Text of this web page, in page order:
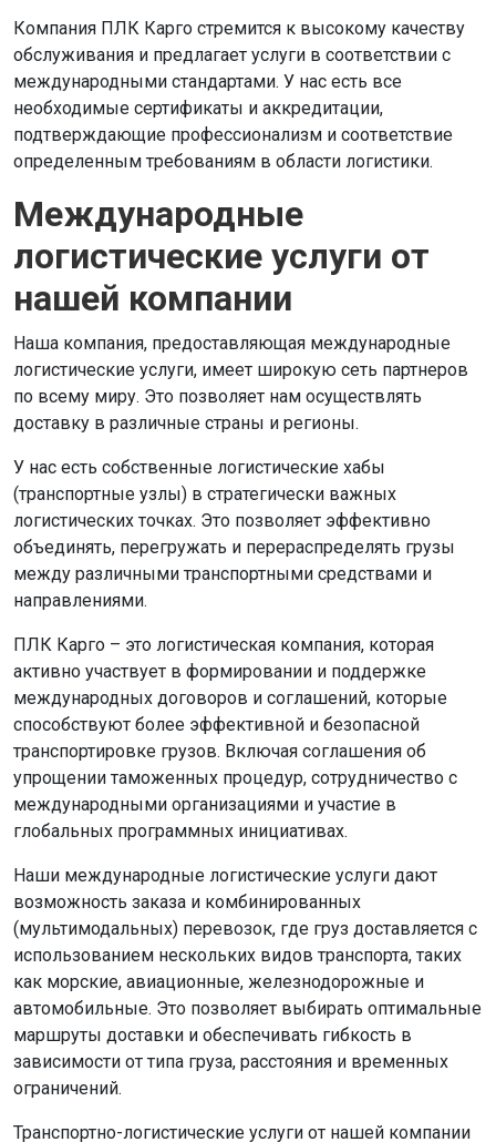
Компания ПЛК Карго стремится к высокому качеству
обслуживания и предлагает услуги в соответствии с
международными стандартами. У нас есть все
необходимые сертификаты и аккредитации,
подтверждающие профессионализм и соответствие
определенным требованиям в области логистики.
Международные
логистические услуги от
нашей компании
Наша компания, предоставляющая международные
логистические услуги, имеет широкую сеть партнеров
по всему миру. Это позволяет нам осуществлять
доставку в различные страны и регионы.
У нас есть собственные логистические хабы
(транспортные узлы) в стратегически важных
логистических точках. Это позволяет эффективно
объединять, перегружать и перераспределять грузы
между различными транспортными средствами и
направлениями.
ПЛК Карго – это логистическая компания, которая
активно участвует в формировании и поддержке
международных договоров и соглашений, которые
способствуют более эффективной и безопасной
транспортировке грузов. Включая соглашения об
упрощении таможенных процедур, сотрудничество с
международными организациями и участие в
глобальных программных инициативах.
Наши международные логистические услуги дают
возможность заказа и комбинированных
(мультимодальных) перевозок, где груз доставляется с
использованием нескольких видов транспорта, таких
как морские, авиационные, железнодорожные и
автомобильные. Это позволяет выбирать оптимальные
маршруты доставки и обеспечивать гибкость в
зависимости от типа груза, расстояния и временных
ограничений.
Транспортно-логистические услуги от нашей компании